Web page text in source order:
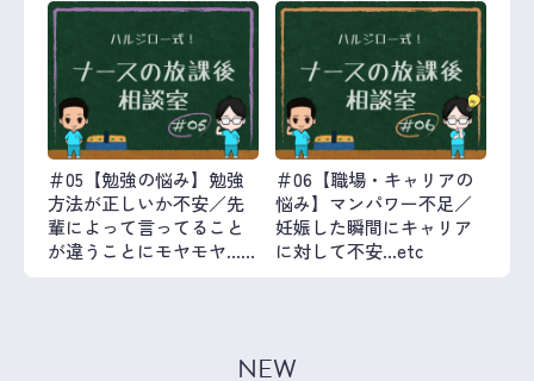
＃05【勉強の悩み】勉強
方法が正しいか不安／先
輩によって言ってること
が違うことにモヤモヤ…
＃06【職場・キャリアの
悩み】マンパワー不足／
妊娠した瞬間にキャリア
に対して不安…etc
NEW